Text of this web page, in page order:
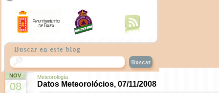
NOV
08
Meteorología
Datos Meteorolócios, 07/11/2008